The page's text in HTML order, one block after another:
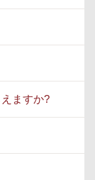
ますか?